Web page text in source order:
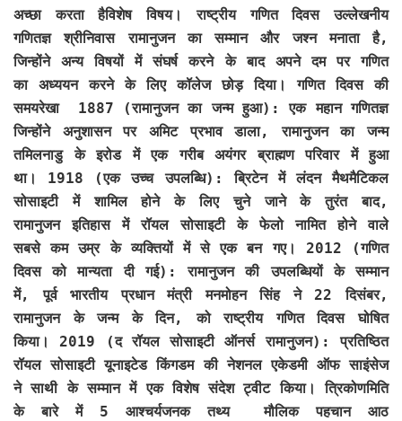
अच्छा करता हैविशेष विषय। राष्ट्रीय गणित दिवस उल्लेखनीय
गणितज्ञ श्रीनिवास रामानुजन का सम्मान और जश्न मनाता है,
जिन्होंने अन्य विषयों में संघर्ष करने के बाद अपने दम पर गणित
का अध्ययन करने के लिए कॉलेज छोड़ दिया। गणित दिवस की
समयरेखा 1887 (रामानुजन का जन्म हुआ): एक महान गणितज्ञ
जिन्होंने अनुशासन पर अमिट प्रभाव डाला, रामानुजन का जन्म
तमिलनाडु के इरोड में एक गरीब अयंगर ब्राह्मण परिवार में हुआ
था। 1918 (एक उच्च उपलब्धि): ब्रिटेन में लंदन मैथमैटिकल
सोसाइटी में शामिल होने के लिए चुने जाने के तुरंत बाद,
रामानुजन इतिहास में रॉयल सोसाइटी के फेलो नामित होने वाले
सबसे कम उम्र के व्यक्तियों में से एक बन गए। 2012 (गणित
दिवस को मान्यता दी गई): रामानुजन की उपलब्धियों के सम्मान
में, पूर्व भारतीय प्रधान मंत्री मनमोहन सिंह ने 22 दिसंबर,
रामानुजन के जन्म के दिन, को राष्ट्रीय गणित दिवस घोषित
किया। 2019 (द रॉयल सोसाइटी ऑनर्स रामानुजन): प्रतिष्ठित
रॉयल सोसाइटी यूनाइटेड किंगडम की नेशनल एकेडमी ऑफ साइंसेज
ने साथी के सम्मान में एक विशेष संदेश ट्वीट किया। त्रिकोणमिति
के बारे में 5 आश्चर्यजनक तथ्य मौलिक पहचान आठ